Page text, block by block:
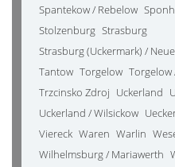
Spantekow / Rebelow
Stolzenburg Strasburg
Strasburg (Uckermark) /
Tantow Torgelow
Trzcinsko Zdroj Uckerland
Uckerland / Wilsickow
Viereck Waren Warlin
Wilhelmsburg / Mariawerth